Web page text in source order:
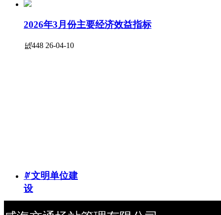
2026年3月份主要经济效益指标
넶448 26-04-10
ꄶ 文明单位建
设
服务保